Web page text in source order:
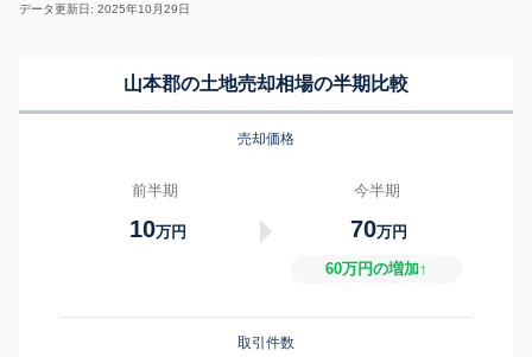
データ更新日: 2025年10月29日
山本郡の土地売却相場の半期比較
売却価格
前半期
10万円
今半期
70万円
60万円の増加↑
取引件数